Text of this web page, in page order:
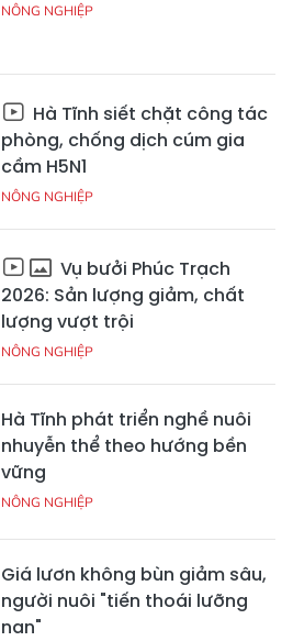
NÔNG NGHIỆP
Hà Tĩnh siết chặt công tác
phòng, chống dịch cúm gia
cầm H5N1
NÔNG NGHIỆP
Vụ bưởi Phúc Trạch
2026: Sản lượng giảm, chất
lượng vượt trội
NÔNG NGHIỆP
Hà Tĩnh phát triển nghề nuôi
nhuyễn thể theo hướng bền
vững
NÔNG NGHIỆP
Giá lươn không bùn giảm sâu,
người nuôi "tiến thoái lưỡng
nan"